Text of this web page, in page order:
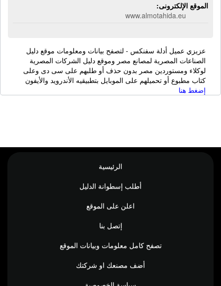
الموقع الإلكترونى:
www.almotahida.eu
عزيزي عميل أدلة سفنكس - لتصفح بيانات ومعلومات موقع دليل
الصناعات المصرية لمصانع مصر وموقع دليل الشركات المصرية
لوكلاء ومستوردين مصر بدون حذف أو طلبهم على سى دى وعلى
كتاب مطبوع أو تحميلهم على الموبايل بتطبيقيه الأندرويد والأيفون
إضغط هنا
الرئيسية
أطلب إسطوانة الدليل
اعلن على الموقع
إتصل بنا
تصفح كامل معلومات وبيانات الموقع
أضف مصنعك او شركتك